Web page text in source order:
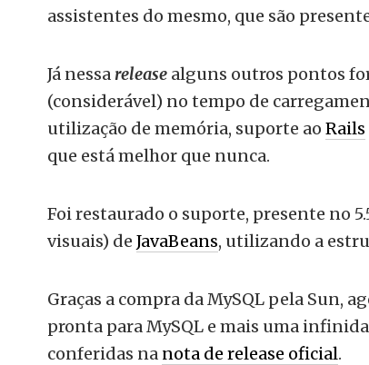
assistentes do mesmo, que são
Já nessarelease alguns outros pontos
(considerável) no tempo de
utilização de memória, suporte ao Rails
que está melhor que nunca.
Foi restaurado o suporte, presente no
visuais) de JavaBeans, utilizando a
Graças a compra da MySQL pela Sun,
pronta para MySQL e mais uma
conferidas na nota de release oficial.